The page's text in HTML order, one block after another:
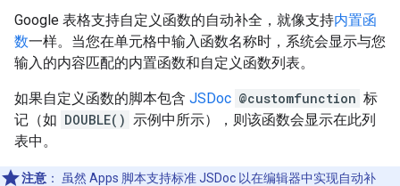
Google 表格支持自定义函数的自动补全，就像支持内置函
数一样。当您在单元格中输入函数名称时，系统会显示与您
输入的内容匹配的内置函数和自定义函数列表。
如果自定义函数的脚本包含 JSDoc @customfunction 标
记（如 DOUBLE() 示例中所示），则该函数会显示在此列
表中。
注意 ：
虽然 Apps 脚本支持标准 JSDoc 以在编辑器中实现自动补